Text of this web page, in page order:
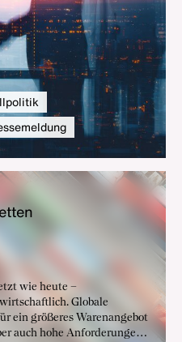
stärken und Lieferketten
bleibt eine moderne
effizient, sicher und
wie heute –
Globale
ein größeres Warenangebot
auch hohe Anforderungen